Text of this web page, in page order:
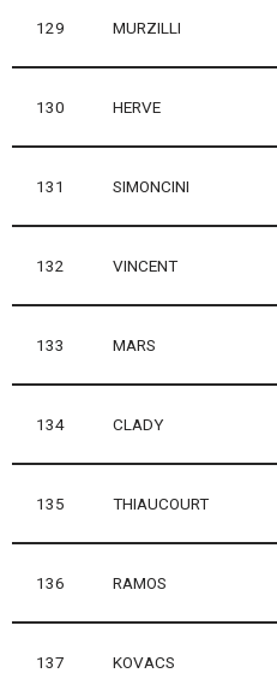
129 MURZILLI
130 HERVE
131 SIMONCINI
132 VINCENT
133 MARS
134 CLADY
135 THIAUCOURT
136 RAMOS
137 KOVACS